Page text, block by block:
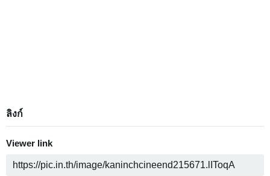
ลิงก์
Viewer link